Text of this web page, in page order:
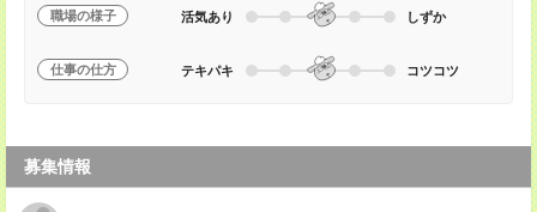
職場の様子 活気あり しずか
仕事の仕方 テキパキ コツコツ
募集情報